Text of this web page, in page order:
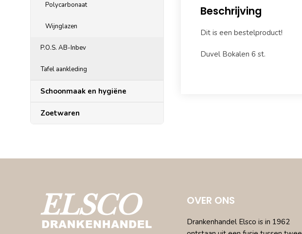
Beschrijving
Dit is een bestelproduct!
Duvel Bokalen 6 st.
Polycarbonaat
Wijnglazen
P.O.S. AB-Inbev
Tafel aankleding
Schoonmaak en hygiëne
Zoetwaren
OVER ONS
Drankenhandel Elsco is in 1962